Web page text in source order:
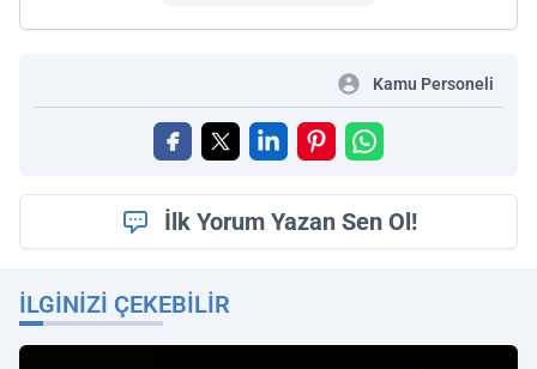
Kamu Personeli
İlk Yorum Yazan Sen Ol!
İLGINIZI ÇEKEBILIR